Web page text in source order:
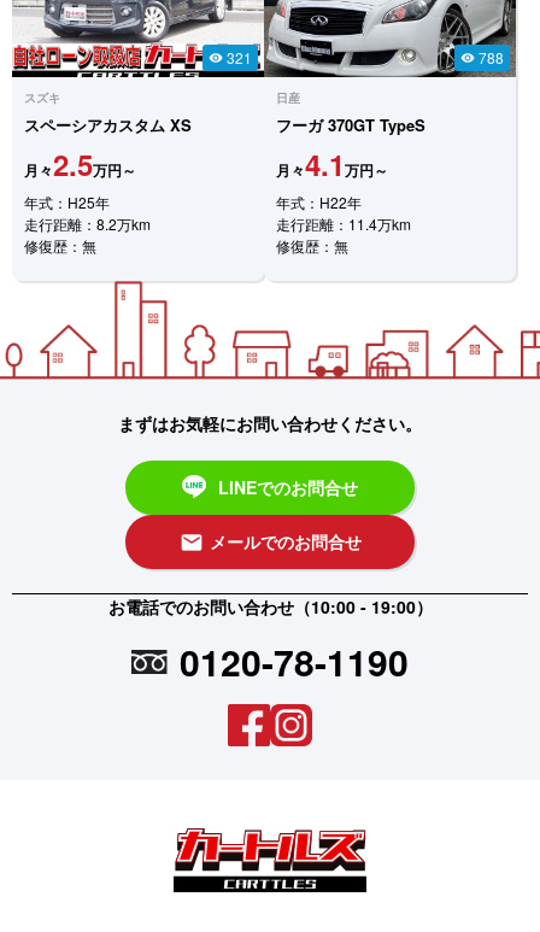
visibility 321
スズキ
スペーシアカスタム XS
月々2.5万円～
年式：H25年
走行距離：8.2万km
修復歴：無
visibility 788
日産
フーガ370GT TypeS
月々4.1 万円～
年式：H22年
走行距離：11.4万km
修復歴：無
まずはお気軽にお問い合わせください。
LINEでのお問合せ
email メールでのお問合せ
お電話でのお問い合わせ（10:00 - 19:00）
0120-78-1190